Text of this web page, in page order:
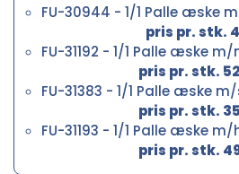
FU-30944 - 1/1 Palle æske
pris pr. stk.
FU-31192 - 1/1 Palle æske
pris pr. stk.
FU-31383 - 1/1 Palle æske
pris pr. stk.
FU-31193 - 1/1 Palle æske
pris pr. stk.